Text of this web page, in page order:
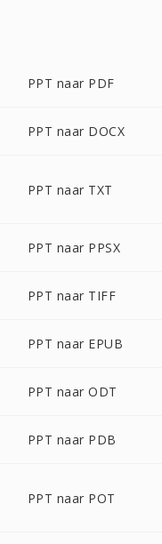
PPT naar PDF
PPT naar DOCX
PPT naar TXT
PPT naar PPSX
PPT naar TIFF
PPT naar EPUB
PPT naar ODT
PPT naar PDB
PPT naar POT